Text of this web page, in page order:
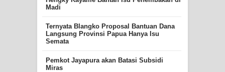
Madi
Ternyata Blangko Proposal Bantuan Dana
Langsung Provinsi Papua Hanya Isu
Semata
Pemkot Jayapura akan Batasi Subsidi
Miras